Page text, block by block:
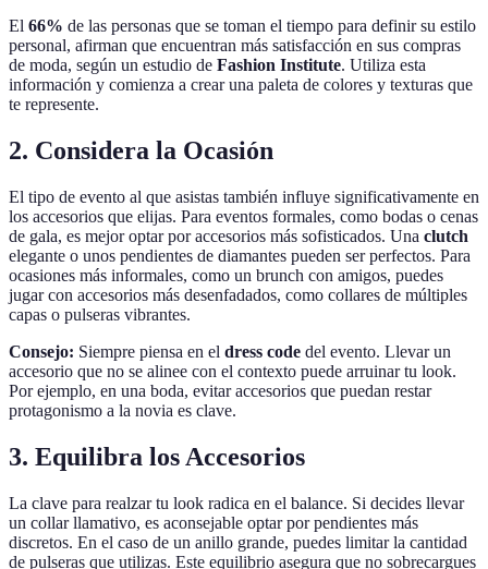
El 66% de las personas que se toman el tiempo para definir su estilo
personal, afirman que encuentran más satisfacción en sus compras
de moda, según un estudio de Fashion Institute. Utiliza esta
información y comienza a crear una paleta de colores y texturas que
te represente.
2. Considera la Ocasión
El tipo de evento al que asistas también influye significativamente en
los accesorios que elijas. Para eventos formales, como bodas o cenas
de gala, es mejor optar por accesorios más sofisticados. Una clutch
elegante o unos pendientes de diamantes pueden ser perfectos. Para
ocasiones más informales, como un brunch con amigos, puedes
jugar con accesorios más desenfadados, como collares de múltiples
capas o pulseras vibrantes.
Consejo: Siempre piensa en el dress code del evento. Llevar un
accesorio que no se alinee con el contexto puede arruinar tu look.
Por ejemplo, en una boda, evitar accesorios que puedan restar
protagonismo a la novia es clave.
3. Equilibra los Accesorios
La clave para realzar tu look radica en el balance. Si decides llevar
un collar llamativo, es aconsejable optar por pendientes más
discretos. En el caso de un anillo grande, puedes limitar la cantidad
de pulseras que utilizas. Este equilibrio asegura que no sobrecargues